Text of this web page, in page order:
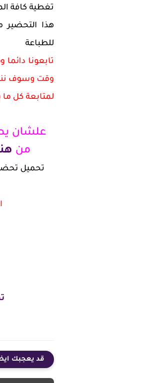
تغطية كافة
هذا
للطباعة
تابعونا
وقت وسوف
لمتابعة كل
علشان
من
تحميل
قد يعجبك